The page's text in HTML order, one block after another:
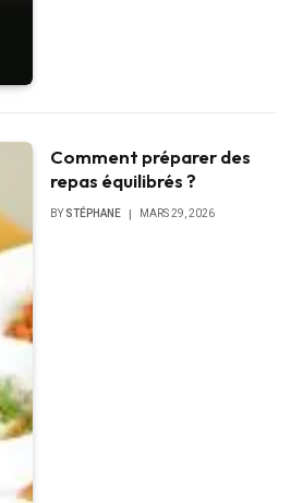
Comment préparer des
repas équilibrés ?
BY STÉPHANE MARS 29, 2026